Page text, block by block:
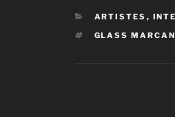
CATÉGORIES
ARTISTES ,
ÉTIQUETTES
GLASS